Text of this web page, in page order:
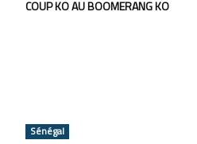
COUP KO AU BOOMERANG KO
Sénégal